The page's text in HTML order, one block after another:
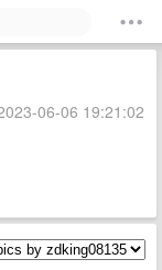
06-06 19:21:02